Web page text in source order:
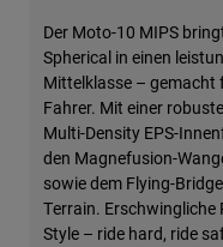
Der Moto-10 MIPS
Spherical in einen
Mittelklasse – gemacht
Fahrer. Mit einer
Multi-Density EPS-
den Magnefusion-
sowie dem Flying-
Terrain.
Style – ride hard, ride